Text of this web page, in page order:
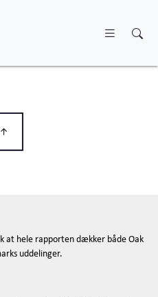
at hele rapporten dækker både Oak
uddelinger.